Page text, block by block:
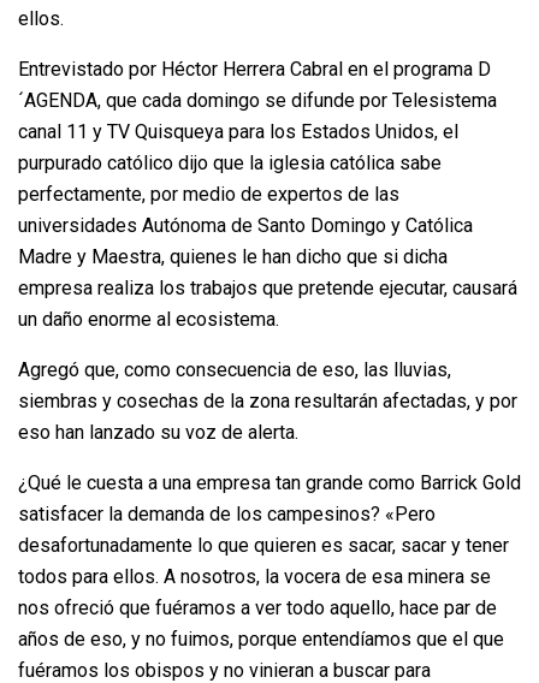
ellos.
Entrevistado por Héctor Herrera Cabral en el programa D
´AGENDA, que cada domingo se difunde por Telesistema
canal 11 y TV Quisqueya para los Estados Unidos, el
purpurado católico dijo que la iglesia católica sabe
perfectamente, por medio de expertos de las
universidades Autónoma de Santo Domingo y Católica
Madre y Maestra, quienes le han dicho que si dicha
empresa realiza los trabajos que pretende ejecutar, causará
un daño enorme al ecosistema.
Agregó que, como consecuencia de eso, las lluvias,
siembras y cosechas de la zona resultarán afectadas, y por
eso han lanzado su voz de alerta.
¿Qué le cuesta a una empresa tan grande como Barrick Gold
satisfacer la demanda de los campesinos? «Pero
desafortunadamente lo que quieren es sacar, sacar y tener
todos para ellos. A nosotros, la vocera de esa minera se
nos ofreció que fuéramos a ver todo aquello, hace par de
años de eso, y no fuimos, porque entendíamos que el que
fuéramos los obispos y no vinieran a buscar para